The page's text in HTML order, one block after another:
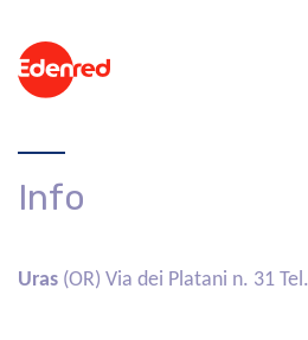
Info
Uras (OR) Via dei Platani n. 31 Tel.